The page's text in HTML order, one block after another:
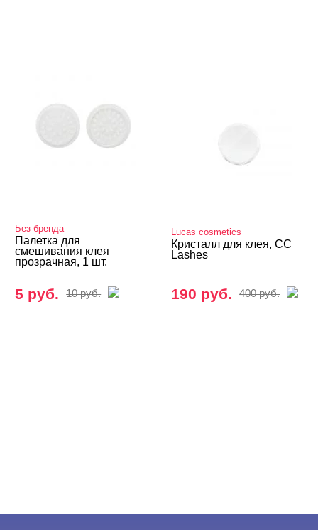
Без бренда
Палетка для
смешивания клея
прозрачная, 1 шт.
5 руб. 10 руб.
Lucas cosmetics
Кристалл для клея, CC
Lashes
190 руб. 400 руб.